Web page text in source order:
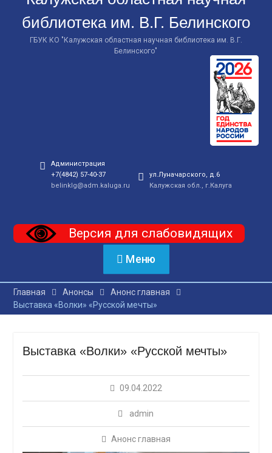
библиотека им. В.Г. Белинского
ГБУК КО "Калужская областная научная библиотека им. В.Г.
Белинского"
Администрация
+7(4842) 57-40-37
belinklg@adm.kaluga.ru
ул.Луначарского, д.6
Калужская обл., г.Калуга
Версия для слабовидящих
Меню
Главная Анонсы
Анонс главная
Выставка «Волки» «Русской мечты»
Выставка «Волки» «Русской мечты»
09.04.2022
admin
Анонс главная